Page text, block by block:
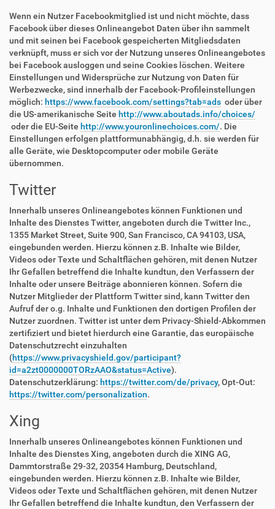
Wenn ein Nutzer Facebookmitglied ist und nicht möchte, dass
Facebook über dieses Onlineangebot Daten über ihn sammelt
und mit seinen bei Facebook gespeicherten Mitgliedsdaten
verknüpft, muss er sich vor der Nutzung unseres Onlineangebotes
bei Facebook ausloggen und seine Cookies löschen. Weitere
Einstellungen und Widersprüche zur Nutzung von Daten für
Werbezwecke, sind innerhalb der Facebook-Profileinstellungen
möglich: https://www.facebook.com/settings?tab=ads oder über
die US-amerikanische Seite http://www.aboutads.info/choices/
oder die EU-Seite http://www.youronlinechoices.com/. Die
Einstellungen erfolgen plattformunabhängig, d.h. sie werden für
alle Geräte, wie Desktopcomputer oder mobile Geräte
übernommen.
Twitter
Innerhalb unseres Onlineangebotes können Funktionen und
Inhalte des Dienstes Twitter, angeboten durch die Twitter Inc.,
1355 Market Street, Suite 900, San Francisco, CA 94103, USA,
eingebunden werden. Hierzu können z.B. Inhalte wie Bilder,
Videos oder Texte und Schaltflächen gehören, mit denen Nutzer
Ihr Gefallen betreffend die Inhalte kundtun, den Verfassern der
Inhalte oder unsere Beiträge abonnieren können. Sofern die
Nutzer Mitglieder der Plattform Twitter sind, kann Twitter den
Aufruf der o.g. Inhalte und Funktionen den dortigen Profilen der
Nutzer zuordnen. Twitter ist unter dem Privacy-Shield-Abkommen
zertifiziert und bietet hierdurch eine Garantie, das europäische
Datenschutzrecht einzuhalten
(https://www.privacyshield.gov/participant?
id=a2zt0000000TORzAAO&status=Active).
Datenschutzerklärung: https://twitter.com/de/privacy, Opt-Out:
https://twitter.com/personalization.
Xing
Innerhalb unseres Onlineangebotes können Funktionen und
Inhalte des Dienstes Xing, angeboten durch die XING AG,
Dammtorstraße 29-32, 20354 Hamburg, Deutschland,
eingebunden werden. Hierzu können z.B. Inhalte wie Bilder,
Videos oder Texte und Schaltflächen gehören, mit denen Nutzer
Ihr Gefallen betreffend die Inhalte kundtun, den Verfassern der